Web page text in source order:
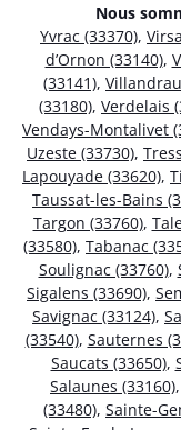
Nous
Yvrac (33370),
d’Ornon (33140),
(33141),
(33180), Verdelais
Vendays-Montalivet
Uzeste (33730),
Lapouyade (33620),
Taussat-les-Bains
Targon (33760),
(33580), Tabanac
Soulignac (33760),
Sigalens (33690),
Savignac (33124),
(33540), Sauternes
Saucats (33650),
Salaunes (33160),
(33480), Sainte-